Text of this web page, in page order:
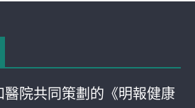
醫院共同策劃的《明報健康